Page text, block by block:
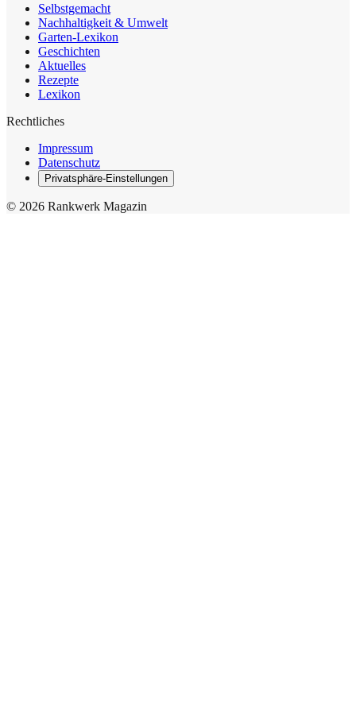
Selbstgemacht
Nachhaltigkeit & Umwelt
Garten-Lexikon
Geschichten
Aktuelles
Rezepte
Lexikon
Rechtliches
Impressum
Datenschutz
Privatsphäre-Einstellungen
© 2026 Rankwerk Magazin